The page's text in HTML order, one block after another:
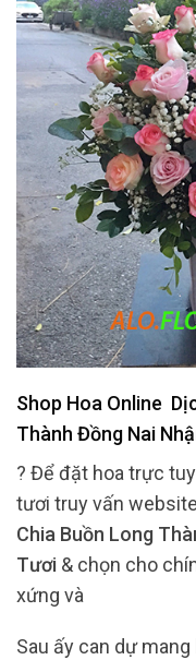
Shop Hoa Online
Thành Đồng Nai
? Để đặt hoa trực
tươi truy vấn
Chia Buồn Long
Tươi & chọn cho
xứng và
Sau ấy can dự